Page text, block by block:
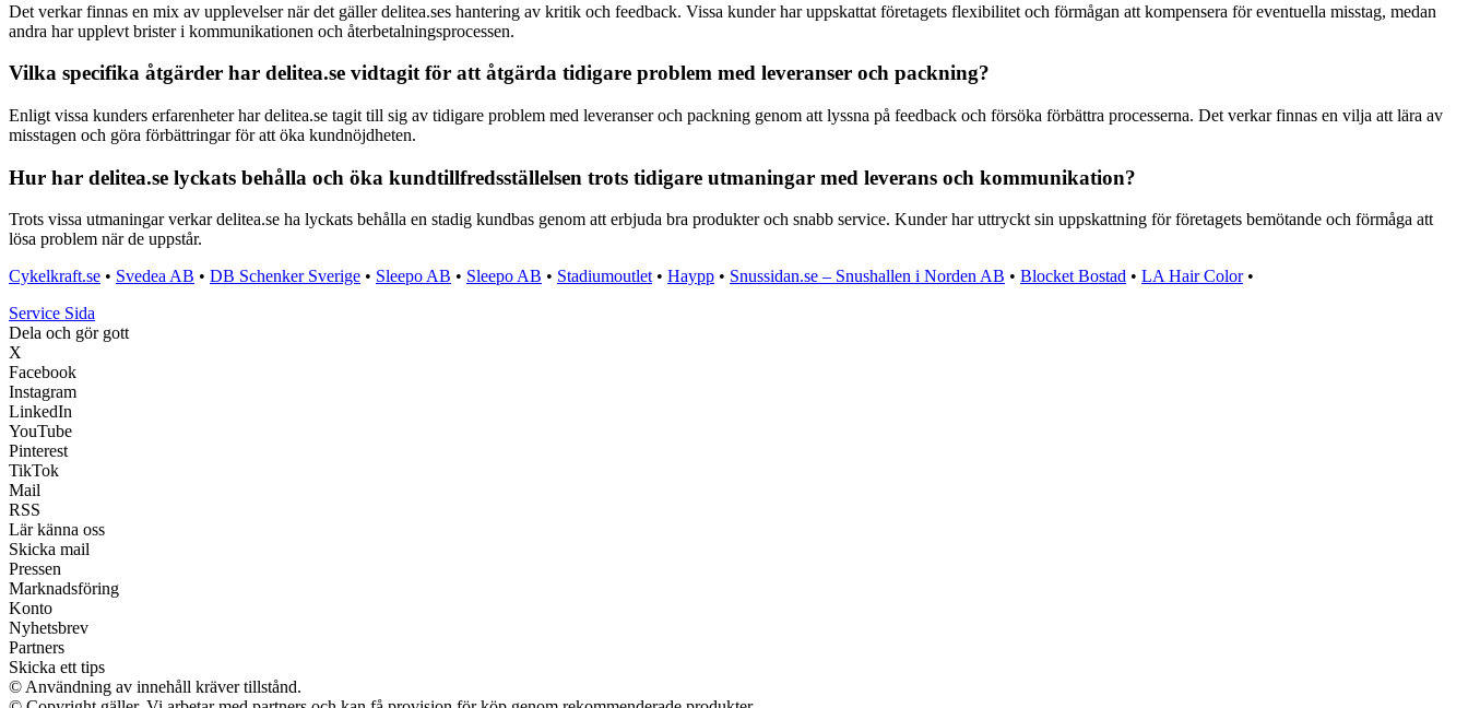
Det verkar finnas en mix av upplevelser när det gäller delitea.ses hantering av kritik och feedback. Vissa kunder har uppskattat företagets flexibilitet och förmågan att kompensera för eventuella misstag, medan
andra har upplevt brister i kommunikationen och återbetalningsprocessen.
Vilka specifika åtgärder har delitea.se vidtagit för att åtgärda tidigare problem med leveranser och packning?
Enligt vissa kunders erfarenheter har delitea.se tagit till sig av tidigare problem med leveranser och packning genom att lyssna på feedback och försöka förbättra processerna. Det verkar finnas en vilja att lära av
misstagen och göra förbättringar för att öka kundnöjdheten.
Hur har delitea.se lyckats behålla och öka kundtillfredsställelsen trots tidigare utmaningar med leverans och kommunikation?
Trots vissa utmaningar verkar delitea.se ha lyckats behålla en stadig kundbas genom att erbjuda bra produkter och snabb service. Kunder har uttryckt sin uppskattning för företagets bemötande och förmåga att
lösa problem när de uppstår.
Cykelkraft.se • Svedea AB • DB Schenker Sverige • Sleepo AB • Sleepo AB • Stadiumoutlet• Haypp • Snussidan.se – Snushallen i Norden AB • Blocket Bostad • LA Hair Color•
Service Sida
Dela och gör gott
X
Facebook
Instagram
LinkedIn
YouTube
Pinterest
TikTok
Mail
RSS
Lär känna oss
Skicka mail
Pressen
Marknadsföring
Konto
Nyhetsbrev
Partners
Skicka ett tips
© Användning av innehåll kräver tillstånd.